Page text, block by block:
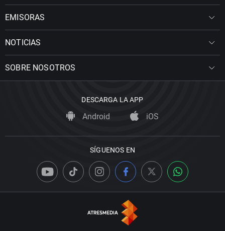
EMISORAS
NOTICIAS
SOBRE NOSOTROS
DESCARGA LA APP
Android iOS
SÍGUENOS EN